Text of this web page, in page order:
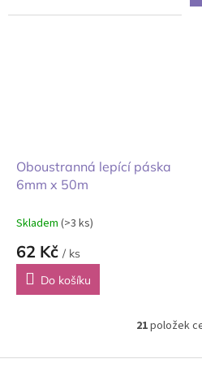
Oboustranná lepící páska
6mm x 50m
Skladem (>3 ks)
62 Kč / ks
Do košíku
O
l
21položek
Z